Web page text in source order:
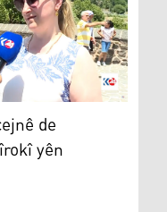
neke
de seredana cihên
de
yên